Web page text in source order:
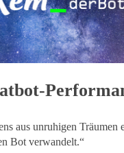
aus unruhigen Träumen
Bot verwandelt.“